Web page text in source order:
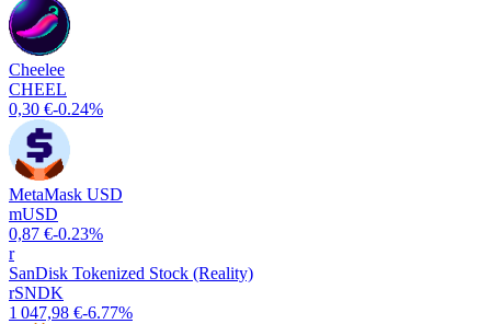
Cheelee
CHEEL
0,30 €-0.24%
MetaMask USD
mUSD
0,87 €-0.23%
r
SanDisk Tokenized Stock (Reality)
rSNDK
1 047,98 €-6.77%